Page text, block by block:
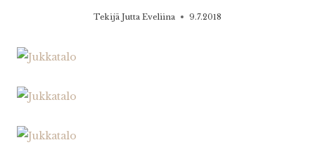
Tekijä Jutta Eveliina 9.7.2018